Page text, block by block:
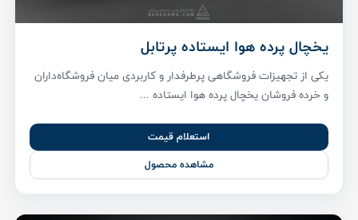
یخچال پرده هوا ایستاده پرتابل
یکی از تجهیزات فروشگاهی پرطرفدار و کاربردی میان فروشگاه‌داران
و خرده فروشان یخچال پرده هوا ایستاده ...
استعلام قیمت
مشاهده محصول